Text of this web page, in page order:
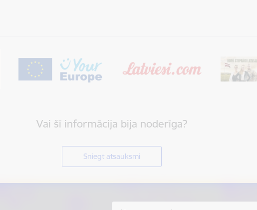
Vai šī informācija bija noderīga?
Sniegt atsauksmi